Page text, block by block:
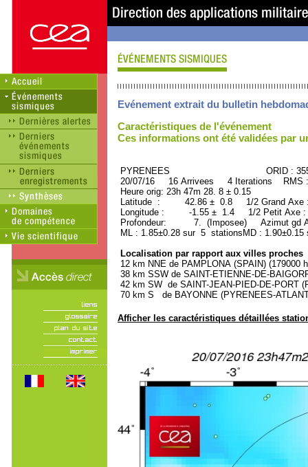
Evénement extrait du bulletin
Caractéristiques de l'événement
Ces informations ont été validées par
PYRENEES ORID :
20/07/16 16 Arrivees 4 Iterations RMS
Heure orig: 23h 47m 28. 8 ± 0.15
Latitude : 42.86 ± 0.8 1/2 Grand
Longitude : -1.55 ± 1.4 1/2 Petit Axe
Profondeur: 7. (Imposee) Azimut gd
ML : 1.85±0.28 sur 5 stationsMD :
Localisation par rapport aux villes proches
12 km NNE de PAMPLONA (SPAIN) (179000
38 km SSW de SAINT-ETIENNE-DE-
42 km SW de SAINT-JEAN-PIED-DE-PORT
70 km S de BAYONNE (PYRENEES-
Afficher les caractéristiques détaillées